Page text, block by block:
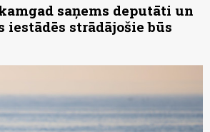
saņems deputāti un
strādājošie būs